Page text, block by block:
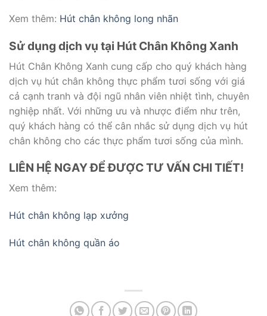
Xem thêm: Hút chân không long nhãn
Sử dụng dịch vụ tại Hút Chân Không Xanh
Hút Chân Không Xanh cung cấp cho quý khách hàng
dịch vụ hút chân không thực phẩm tươi sống với giá
cả cạnh tranh và đội ngũ nhân viên nhiệt tình, chuyên
nghiệp nhất. Với những ưu và nhược điểm như trên,
quý khách hàng có thể cân nhắc sử dụng dịch vụ hút
chân không cho các thực phẩm tươi sống của mình.
LIÊN HỆ NGAY ĐỂ ĐƯỢC TƯ VẤN CHI TIẾT!
Xem thêm:
Hút chân không lạp xưởng
Hút chân không quần áo